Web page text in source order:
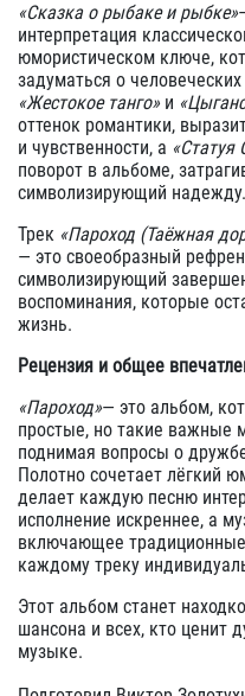
«Сказка о рыбаке и рыбке»
интерпретация
юмористическом ключе,
задуматься о
«Жестокое танго»и
оттенок романтики,
и чувственности, а «Статуя
поворот в альбоме,
символизирующий надежду.
Трек «Пароход (Таёжная
— это своеобразный
символизирующий
воспоминания, которые
жизнь.
Рецензия и общее
«Пароход»— это альбом,
простые, но такие важные
поднимая вопросы о
Полотно сочетает лёгкий
делает каждую песню
исполнение искреннее, а
включающее
каждому треку
Этот альбом станет
шансона и всех, кто ценит
музыке.